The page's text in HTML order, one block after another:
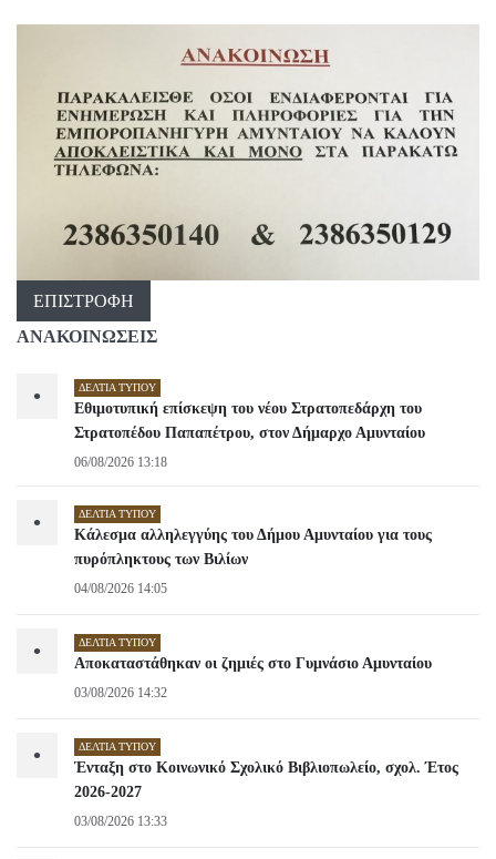
ΕΠΙΣΤΡΟΦΉ
ΑΝΑΚΟΙΝΩΣΕΙΣ
• ΔΕΛΤΊΑ ΤΎΠΟΥ
Εθιμοτυπική επίσκεψη του νέου Στρατοπεδάρχη του
Στρατοπέδου Παπαπέτρου, στον Δήμαρχο Αμυνταίου
06/08/2026 13:18
• ΔΕΛΤΊΑ ΤΎΠΟΥ
Κάλεσμα αλληλεγγύης του Δήμου Αμυνταίου για τους
πυρόπληκτους των Βιλίων
04/08/2026 14:05
• ΔΕΛΤΊΑ ΤΎΠΟΥ
Αποκαταστάθηκαν οι ζημιές στο Γυμνάσιο Αμυνταίου
03/08/2026 14:32
• ΔΕΛΤΊΑ ΤΎΠΟΥ
Ένταξη στο Κοινωνικό Σχολικό Βιβλιοπωλείο, σχολ. Έτος
2026-2027
03/08/2026 13:33